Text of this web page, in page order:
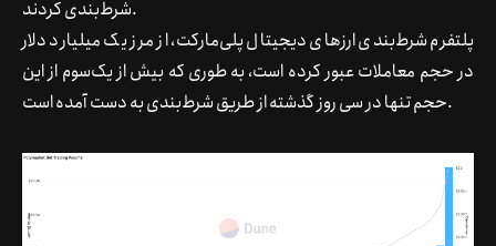
شرط‌بندی کردند.
پلتفرم شرط‌بندی ارزهای دیجیتال پلی‌مارکت، از مرز یک میلیارد دلار
در حجم معاملات عبور کرده است، به طوری که بیش از یک‌سوم از این
حجم تنها در سی روز گذشته از طریق شرط‌بندی به دست آمده است.